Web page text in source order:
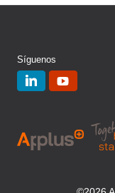
Síguenos